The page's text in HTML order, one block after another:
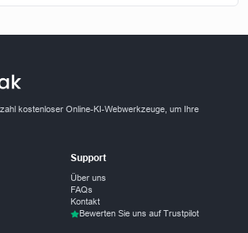
kostenloser Online-KI-Webwerkzeuge, um Ihre
Support
Über uns
FAQs
Kontakt
Bewerten Sie uns auf Trustpilot